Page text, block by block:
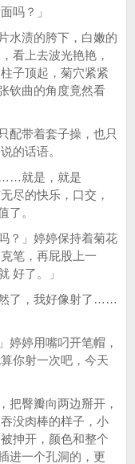
吗？」
渍的胯下，白嫩的
看上去波光艳艳，
子顶起，菊穴紧紧
钦曲的角度竟然看
带着套子操，也只
的话语。
就是，就是
尽的快乐，口交，
了。
」婷婷保持着菊花
笔，再屁股上一
好了。」
了，我好像射了……
婷用嘴叼开笔帽，
你射一次吧，今天
臀瓣向两边掰开，
没肉棒的样子，小
抻开，颜色和整个
进一个孔洞的，更